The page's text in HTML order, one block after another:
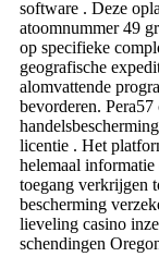
software . Deze
atoomnummer 49
op specifieke
geografische
alomvattende
bevorderen.
licentie . Het
helemaal
toegang verkrijgen
bescherming
lieveling casino
schendingen